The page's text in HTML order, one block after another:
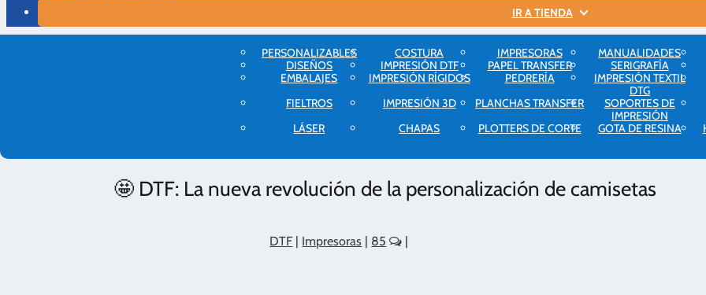
IR A TIENDA
PERSONALIZABLES COSTURA IMPRESORAS MANUALIDADES
DISEÑOS
IMPRESIÓN DTF PAPEL TRANSFER SERIGRAFÍA
EMBALAJES
IMPRESIÓN RÍGIDOS PEDRERÍA
IMPRESIÓN TEXTIL
DTG
FIELTROS
IMPRESIÓN 3D PLANCHAS TRANSFER
SOPORTES DE
IMPRESIÓN
LÁSER
CHAPAS PLOTTERS DE CORTE GOTA DE RESINA
🤩 DTF: La nueva revolución de la personalización de camisetas
🤩 DTF: La nueva revolución de la personalización de camisetas
DTF Impresoras 85